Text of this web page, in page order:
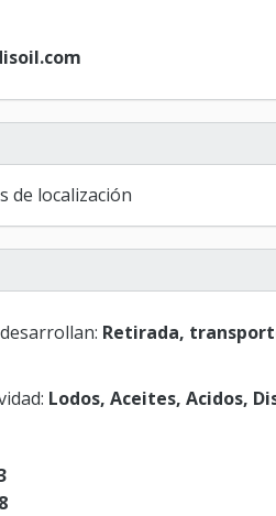
de localización
Retirada,
Lodos, Aceites, Acidos,